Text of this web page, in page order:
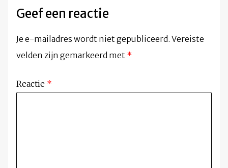
Geef een reactie
Je e-mailadres wordt niet gepubliceerd. Vereiste
velden zijn gemarkeerd met *
Reactie *